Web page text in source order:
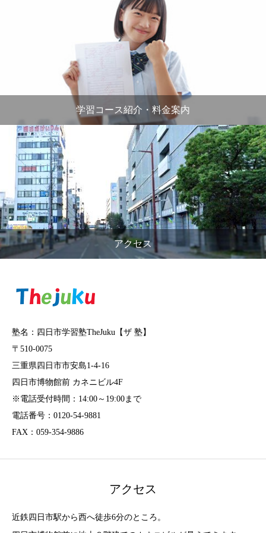
学習コース紹介・料金案内
アクセス
塾名：四日市学習塾TheJuku【ザ 塾】
〒510-0075
三重県四日市市安島1-4-16
四日市博物館前 カネニビル4F
※電話受付時間：14:00～19:00まで
電話番号：0120-54-9881
FAX：059-354-9886
アクセス
近鉄四日市駅から西へ徒歩6分のところ。